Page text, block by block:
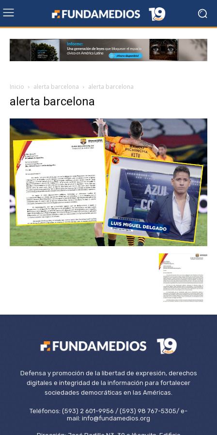
Inicio alerta barcelona alerta barcelona
alerta barcelona
Defensa y promoción de la libertad de expresión, derechos
digitales e integridad de la información para fortalecer
sociedades democráticas en las Américas.
Teléfonos: (593) 2 601-9956 / (593) 98 767-5305/ e-
mail: info@fundamedios.org